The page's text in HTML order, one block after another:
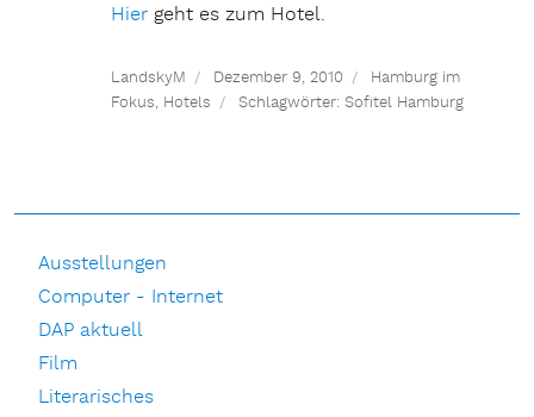
Hier geht es zum Hotel.
LandskyM Dezember 9, 2010
Hamburg im
Fokus, Hotels Schlagwörter: Sofitel Hamburg
Ausstellungen
Computer - Internet
DAP aktuell
Film
Literarisches